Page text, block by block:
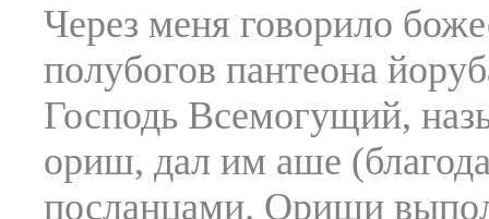
Через меня говорило
полубогов пантеона
Господь Всемогущий,
ориш, дал им аше
посланцами. Ориши